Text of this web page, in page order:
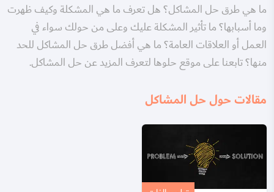
ما هي طرق حل المشاكل؟ هل تعرف ما هي المشكلة وكيف ظهرت
وما أسبابها؟ ما تأثير المشكلة عليك وعلى من حولك سواء في
العمل أو العلاقات العامة؟ ما هي أفضل طرق حل المشاكل للحد
منها؟ تابعنا على موقع حلوها لتعرف المزيد عن حل المشاكل.
مقالات حول حل المشاكل